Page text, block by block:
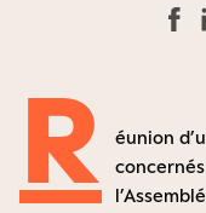
R
éunion